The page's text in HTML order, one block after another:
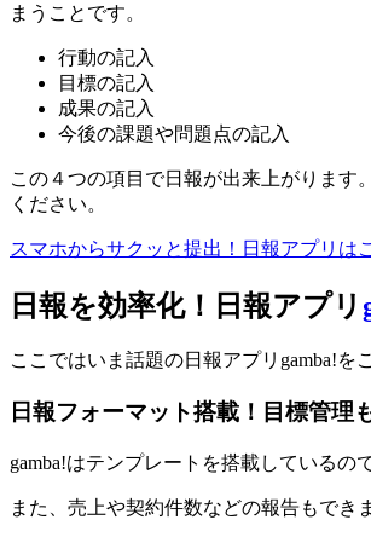
まうことです。
行動の記入
目標の記入
成果の記入
今後の課題や問題点の記入
この４つの項目で日報が出来上がります
ください。
スマホからサクッと提出！日報アプリは
日報を効率化！日報アプリ
ここではいま話題の日報アプリgamba!を
日報フォーマット搭載！目標管理
gamba!はテンプレートを搭載しているの
また、売上や契約件数などの報告もでき